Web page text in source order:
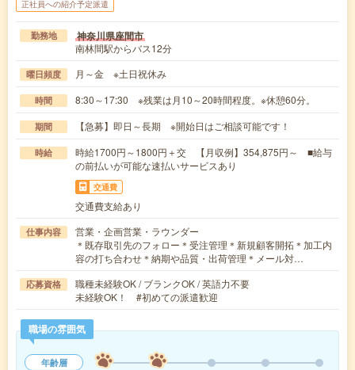
正社員への紹介予定派遣
勤務地 神奈川県座間市
南林間駅からバス12分
曜日頻度 月～金 ※土日祝休み
時間 8:30～17:30 ※残業は月10～20時間程度。※休憩60分。
期間 【急募】即日～長期 ※開始日はご相談可能です！
時給
時給1700円～1800円＋交 【月収例】354,875円～ ■給与
の前払いが可能な速払いサービスあり
交通費
交通費支給あり
仕事内容
営業・企画営業・ラウンダー
＊既存取引先のフォロー＊受注管理＊新規顧客開拓＊加工内
容の打ち合わせ＊納期や品質・出荷管理＊メール対…
応募資格
職種未経験OK / ブランクOK / 英語力不要
未経験OK！ #初めての派遣歓迎
職場の雰囲気
年齢層